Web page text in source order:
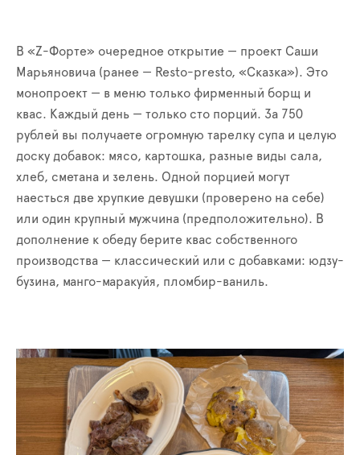
В «Z-Форте» очередное открытие — проект Саши
Марьяновича (ранее — Resto-presto, «Сказка»). Это
монопроект — в меню только фирменный борщ и
квас. Каждый день — только сто порций. За 750
рублей вы получаете огромную тарелку супа и целую
доску добавок: мясо, картошка, разные виды сала,
хлеб, сметана и зелень. Одной порцией могут
наесться две хрупкие девушки (проверено на себе)
или один крупный мужчина (предположительно). В
дополнение к обеду берите квас собственного
производства — классический или с добавками: юдзу-
бузина, манго-маракуйя, пломбир-ваниль.